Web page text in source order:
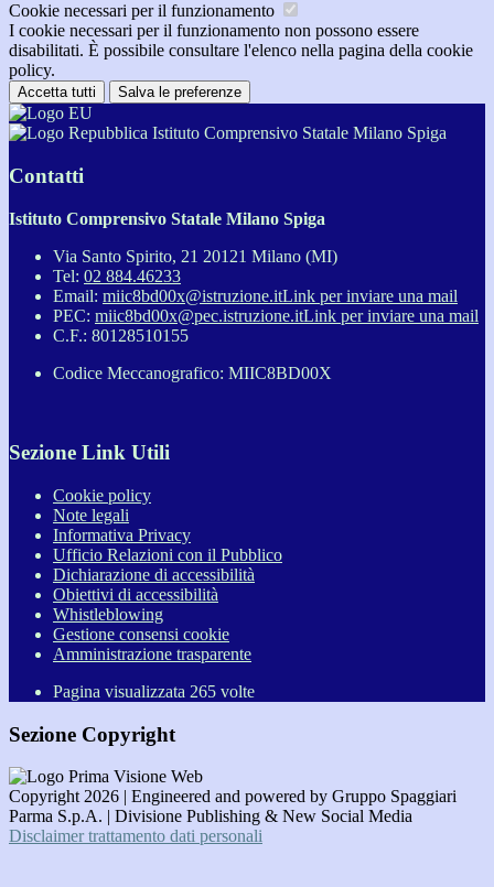
Cookie necessari per il funzionamento
I cookie necessari per il funzionamento non possono essere
disabilitati. È possibile consultare l'elenco nella pagina della cookie
policy.
Accetta tutti Salva le preferenze
Istituto Comprensivo Statale Milano Spiga
Contatti
Istituto Comprensivo Statale Milano Spiga
Via Santo Spirito, 21 20121 Milano (MI)
Tel: 02 884.46233
Email: miic8bd00x@istruzione.itLink per inviare una mail
PEC: miic8bd00x@pec.istruzione.itLink per inviare una mail
C.F.: 80128510155
Codice Meccanografico: MIIC8BD00X
Sezione Link Utili
Cookie policy
Note legali
Informativa Privacy
Ufficio Relazioni con il Pubblico
Dichiarazione di accessibilità
Obiettivi di accessibilità
Whistleblowing
Gestione consensi cookie
Amministrazione trasparente
Pagina visualizzata 265 volte
Sezione Copyright
Copyright 2026 | Engineered and powered by Gruppo Spaggiari
Parma S.p.A. | Divisione Publishing & New Social Media
Disclaimer trattamento dati personali